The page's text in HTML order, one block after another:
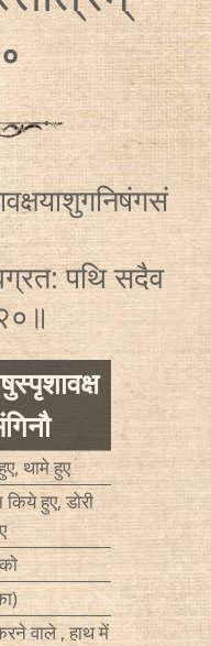
पथि सदैव
थामे हुए
किये हुए, डोरी
वाले , हाथ में